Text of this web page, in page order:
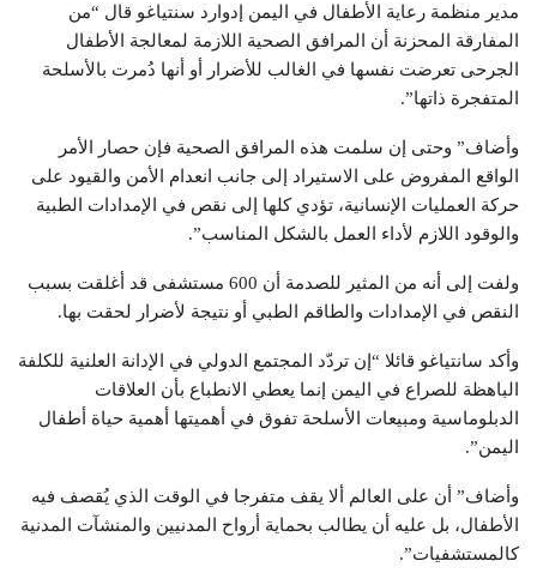
مدير منظمة رعاية الأطفال في اليمن إدوارد سنتياغو قال “من
المفارقة المحزنة أن المرافق الصحية اللازمة لمعالجة الأطفال
الجرحى تعرضت نفسها في الغالب للأضرار أو أنها دُمرت بالأسلحة
المتفجرة ذاتها”.
وأضاف” وحتى إن سلمت هذه المرافق الصحية فإن حصار الأمر
الواقع المفروض على الاستيراد إلى جانب انعدام الأمن والقيود على
حركة العمليات الإنسانية، تؤدي كلها إلى نقص في الإمدادات الطبية
والوقود اللازم لأداء العمل بالشكل المناسب”.
ولفت إلى أنه من المثير للصدمة أن 600 مستشفى قد أغلقت بسبب
النقص في الإمدادات والطاقم الطبي أو نتيجة لأضرار لحقت بها.
وأكد سانتياغو قائلا “إن تردّد المجتمع الدولي في الإدانة العلنية للكلفة
الباهظة للصراع في اليمن إنما يعطي الانطباع بأن العلاقات
الدبلوماسية ومبيعات الأسلحة تفوق في أهميتها أهمية حياة أطفال
اليمن”.
وأضاف” أن على العالم ألا يقف متفرجا في الوقت الذي يُقصف فيه
الأطفال، بل عليه أن يطالب بحماية أرواح المدنيين والمنشآت المدنية
كالمستشفيات”.